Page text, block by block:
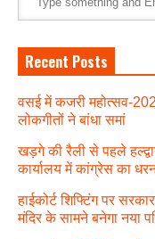
Recent Posts
वसई में कजरी महोत्सव-
लोकगीतों ने बांधा समां
खड़गे की रैली से पहले
कार्यालय में कांग्रेस का
हाईकोर्ट शिफ्टिंग पर
मंदिर के सामने बनेगा नया